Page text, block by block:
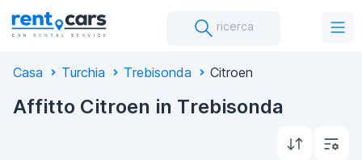
ricerca
Casa Turchia Trebisonda Citroen
Affitto Citroen in Trebisonda